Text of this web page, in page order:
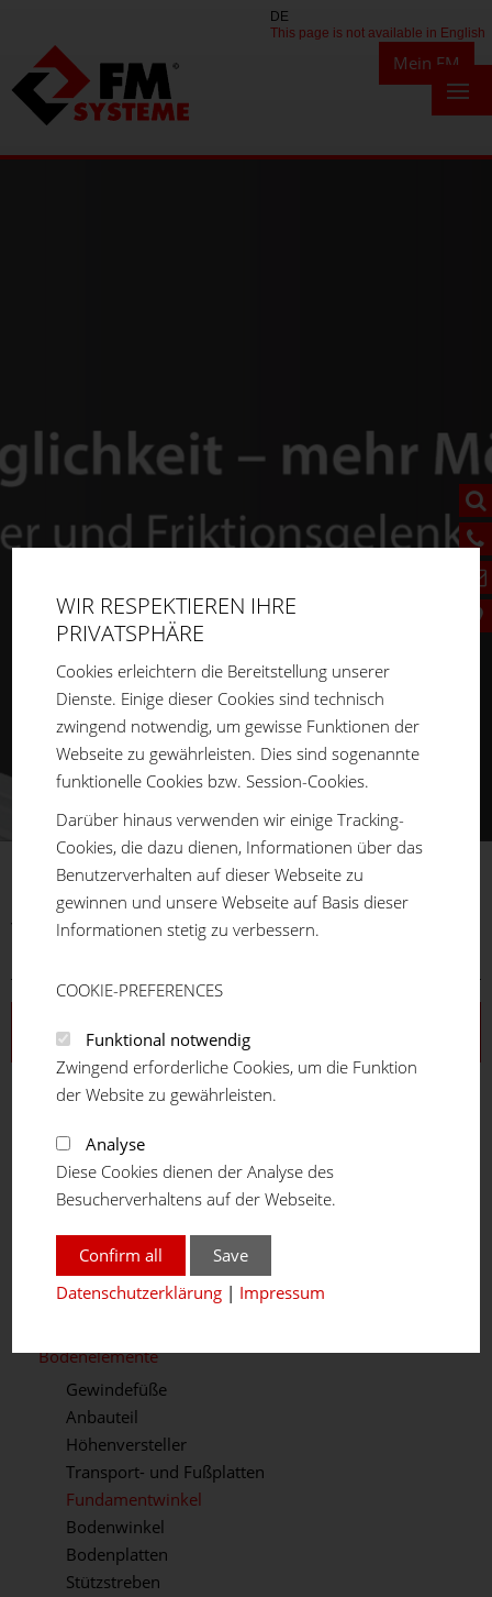
DE
This page is not available in English
Mein FM
SYSTEME
You are here:Home Produkte
Aluprofilsystem
Aluprofilsystem
Profilreihe 16
Profilreihe 30
Profilreihe 40
Profilreihe 45
Teleskopprofil
Winkelprofil
Verbindungselemente
Bodenelemente
Gewindefüße
Anbauteil
Höhenversteller
Transport- und Fußplatten
Fundamentwinkel
Bodenwinkel
Bodenplatten
Stützstreben
WIR RESPEKTIEREN IHRE
PRIVATSPHÄRE
Cookies erleichtern die Bereitstellung unserer
Dienste. Einige dieser Cookies sind technisch
zwingend notwendig, um gewisse Funktionen der
Webseite zu gewährleisten. Dies sind sogenannte
funktionelle Cookies bzw. Session-Cookies.
Darüber hinaus verwenden wir einige Tracking-
Cookies, die dazu dienen, Informationen über das
Benutzerverhalten auf dieser Webseite zu
gewinnen und unsere Webseite auf Basis dieser
Informationen stetig zu verbessern.
COOKIE-PREFERENCES
Funktional notwendig
Zwingend erforderliche Cookies, um die Funktion
der Website zu gewährleisten.
Analyse
Diese Cookies dienen der Analyse des
Besucherverhaltens auf der Webseite.
Confirm all
Save
Datenschutzerklärung | Impressum